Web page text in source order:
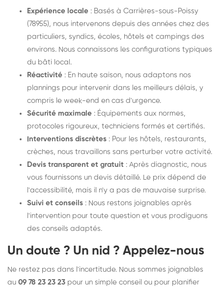
Expérience locale : Basés à Carrières-sous-Poissy
(78955), nous intervenons depuis des années chez des
particuliers, syndics, écoles, hôtels et campings des
environs. Nous connaissons les configurations typiques
du bâti local.
Réactivité : En haute saison, nous adaptons nos
plannings pour intervenir dans les meilleurs délais, y
compris le week-end en cas d'urgence.
Sécurité maximale : Équipements aux normes,
protocoles rigoureux, techniciens formés et certifiés.
Interventions discrètes : Pour les hôtels, restaurants,
crèches, nous travaillons sans perturber votre activité.
Devis transparent et gratuit : Après diagnostic, nous
vous fournissons un devis détaillé. Le prix dépend de
l'accessibilité, mais il n'y a pas de mauvaise surprise.
Suivi et conseils : Nous restons joignables après
l'intervention pour toute question et vous prodiguons
des conseils adaptés.
Un doute ? Un nid ? Appelez-nous
Ne restez pas dans l'incertitude. Nous sommes joignables
au 09 78 23 23 23 pour un simple conseil ou pour planifier